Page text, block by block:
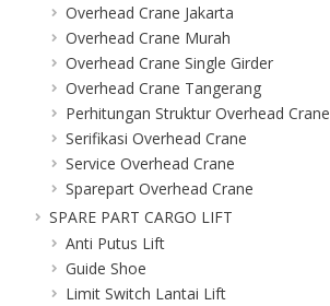
Overhead Crane Jakarta
Overhead Crane Murah
Overhead Crane Single Girder
Overhead Crane Tangerang
Perhitungan Struktur Overhead Crane
Serifikasi Overhead Crane
Service Overhead Crane
Sparepart Overhead Crane
SPARE PART CARGO LIFT
Anti Putus Lift
Guide Shoe
Limit Switch Lantai Lift